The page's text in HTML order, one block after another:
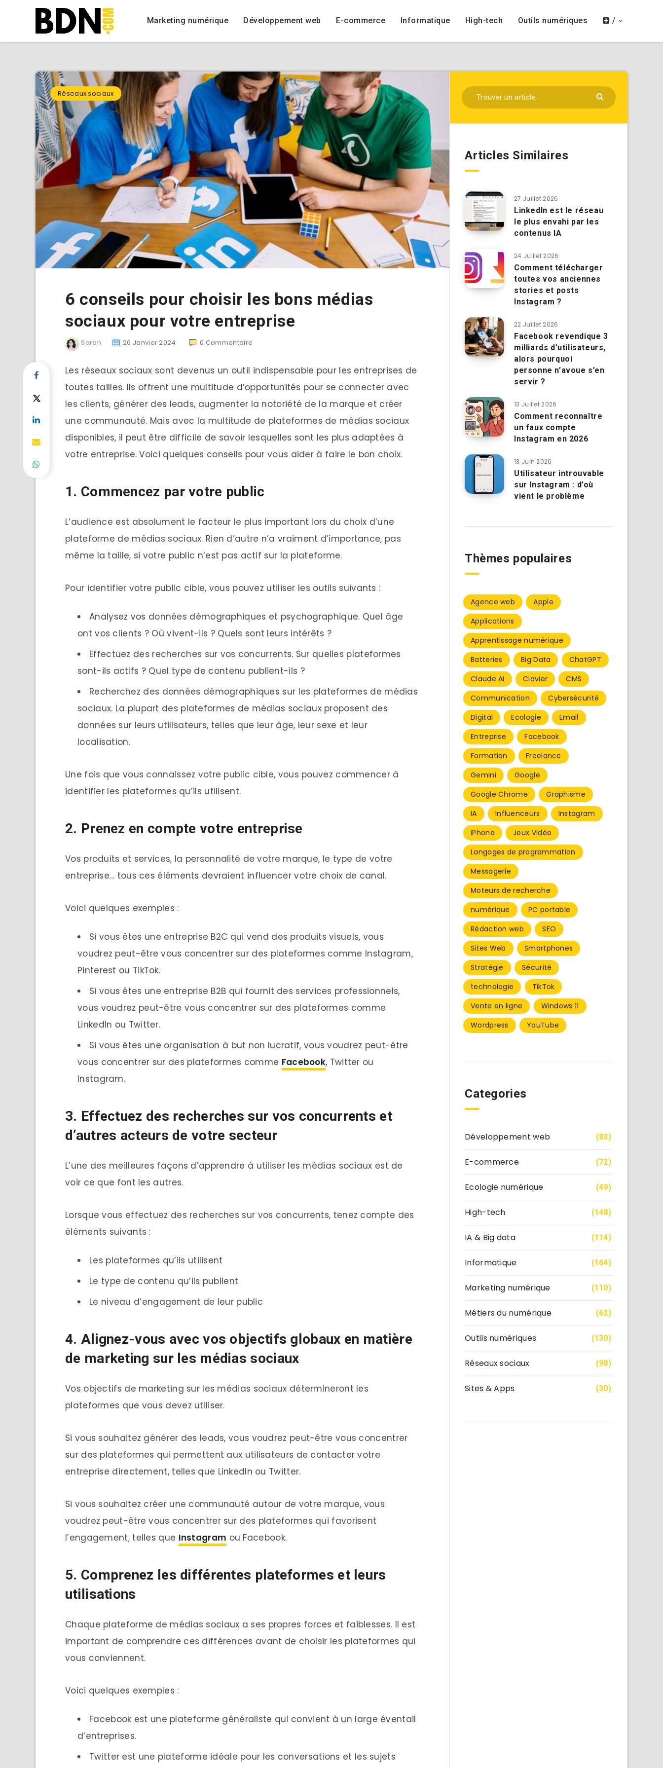
Marketing numérique Développement web E-commerce Informatique High-tech Outils numériques /
Réseaux sociaux
6 conseils pour choisir les bons médias
sociaux pour votre entreprise
Sarah 26 Janvier 2024 0 Commentaire
Les réseaux sociaux sont devenus un outil indispensable pour les entreprises de
toutes tailles. Ils offrent une multitude d’opportunités pour se connecter avec
les clients, générer des leads, augmenter la notoriété de la marque et créer
une communauté. Mais avec la multitude de plateformes de médias sociaux
disponibles, il peut être difficile de savoir lesquelles sont les plus adaptées à
votre entreprise. Voici quelques conseils pour vous aider à faire le bon choix.
1. Commencez par votre public
L’audience est absolument le facteur le plus important lors du choix d’une
plateforme de médias sociaux. Rien d’autre n’a vraiment d’importance, pas
même la taille, si votre public n’est pas actif sur la plateforme.
Pour identifier votre public cible, vous pouvez utiliser les outils suivants :
Analysez vos données démographiques et psychographique. Quel âge
ont vos clients ? Où vivent-ils ? Quels sont leurs intérêts ?
Effectuez des recherches sur vos concurrents. Sur quelles plateformes
sont-ils actifs ? Quel type de contenu publient-ils ?
Recherchez des données démographiques sur les plateformes de médias
sociaux. La plupart des plateformes de médias sociaux proposent des
données sur leurs utilisateurs, telles que leur âge, leur sexe et leur
localisation.
Une fois que vous connaissez votre public cible, vous pouvez commencer à
identifier les plateformes qu’ils utilisent.
2. Prenez en compte votre entreprise
Vos produits et services, la personnalité de votre marque, le type de votre
entreprise… tous ces éléments devraient influencer votre choix de canal.
Voici quelques exemples :
Si vous êtes une entreprise B2C qui vend des produits visuels, vous
voudrez peut-être vous concentrer sur des plateformes comme Instagram,
Pinterest ou TikTok.
Si vous êtes une entreprise B2B qui fournit des services professionnels,
vous voudrez peut-être vous concentrer sur des plateformes comme
LinkedIn ou Twitter.
Si vous êtes une organisation à but non lucratif, vous voudrez peut-être
vous concentrer sur des plateformes comme Facebook, Twitter ou
Instagram.
3. Effectuez des recherches sur vos concurrents et
d’autres acteurs de votre secteur
L’une des meilleures façons d’apprendre à utiliser les médias sociaux est de
voir ce que font les autres.
Lorsque vous effectuez des recherches sur vos concurrents, tenez compte des
éléments suivants :
Les plateformes qu’ils utilisent
Le type de contenu qu’ils publient
Le niveau d’engagement de leur public
4. Alignez-vous avec vos objectifs globaux en matière
de marketing sur les médias sociaux
Vos objectifs de marketing sur les médias sociaux détermineront les
plateformes que vous devez utiliser.
Si vous souhaitez générer des leads, vous voudrez peut-être vous concentrer
sur des plateformes qui permettent aux utilisateurs de contacter votre
entreprise directement, telles que LinkedIn ou Twitter.
Si vous souhaitez créer une communauté autour de votre marque, vous
voudrez peut-être vous concentrer sur des plateformes qui favorisent
l’engagement, telles que Instagram ou Facebook.
5. Comprenez les différentes plateformes et leurs
utilisations
Chaque plateforme de médias sociaux a ses propres forces et faiblesses. Il est
important de comprendre ces différences avant de choisir les plateformes qui
vous conviennent.
Voici quelques exemples :
Facebook est une plateforme généraliste qui convient à un large éventail
d’entreprises.
Twitter est une plateforme idéale pour les conversations et les sujets
Articles Similaires
27 Juillet 2026
LinkedIn est le réseau
le plus envahi par les
contenus IA
24 Juillet 2026
Comment télécharger
toutes vos anciennes
stories et posts
Instagram ?
22 Juillet 2026
Facebook revendique 3
milliards d’utilisateurs,
alors pourquoi
personne n’avoue s’en
servir ?
13 Juillet 2026
Comment reconnaître
un faux compte
Instagram en 2026
13 Juin 2026
Utilisateur introuvable
sur Instagram : d’où
vient le problème
Thèmes populaires
Agence web
Apple
Applications
Apprentissage numérique
Batteries
Big Data
ChatGPT
Claude AI
Clavier
CMS
Communication
Cybersécurité
Digital
Ecologie
Email
Entreprise
Facebook
Formation
Freelance
Gemini
Google
Google Chrome
Graphisme
IA
Influenceurs
Instagram
iPhone
Jeux Vidéo
Langages de programmation
Messagerie
Moteurs de recherche
numérique
PC portable
Rédaction web
SEO
Sites Web
Smartphones
Stratégie
Sécurité
technologie
TikTok
Vente en ligne
Windows 11
Wordpress
YouTube
Categories
Développement web (83)
E-commerce (72)
Ecologie numérique (49)
High-tech (148)
IA & Big data (114)
Informatique (164)
Marketing numérique (110)
Métiers du numérique (62)
Outils numériques (130)
Réseaux sociaux (98)
Sites & Apps (30)